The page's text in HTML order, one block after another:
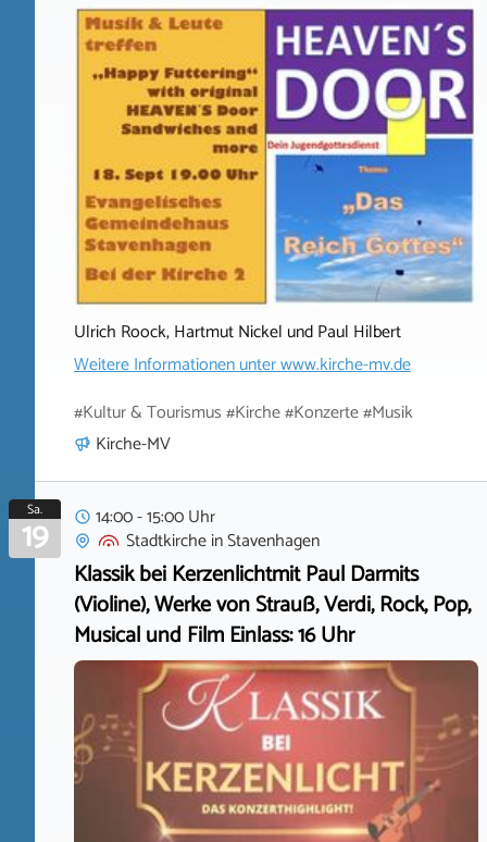
Ulrich Roock, Hartmut Nickel und Paul Hilbert
Weitere Informationen unterwww.kirche-mv.de
#Kultur & Tourismus #Kirche #Konzerte #Musik
Kirche-MV
Sa.
19
14:00 - 15:00 Uhr
StadtkircheinStavenhagen
Klassik bei Kerzenlichtmit Paul Darmits
(Violine), Werke von Strauß, Verdi, Rock, Pop,
Musical und Film Einlass: 16 Uhr